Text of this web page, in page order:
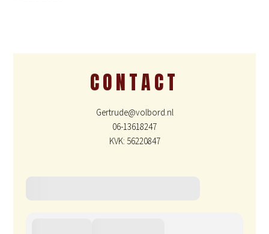
CONTACT
Gertrude@volbord.nl
06-13618247
KVK: 56220847